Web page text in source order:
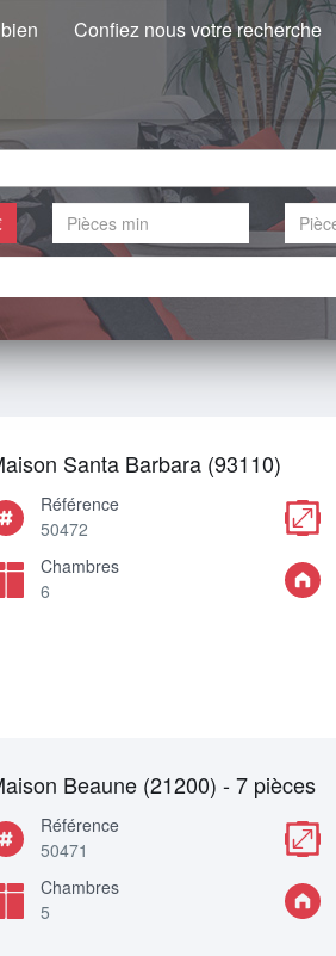
Confiez nous votre recherche
Santa Barbara (93110)
Référence
50472
Chambres
6
Beaune (21200) - 7 pièces
Référence
50471
Chambres
5